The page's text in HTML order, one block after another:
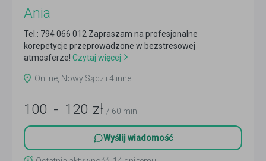
Ania
Tel.: 794 066 012 Zapraszam na profesjonalne
korepetycje przeprowadzone w bezstresowej
atmosferze! Czytaj więcej
Online, Nowy Sącz i 4 inne
100 - 120 zł / 60 min
Wyślij wiadomość